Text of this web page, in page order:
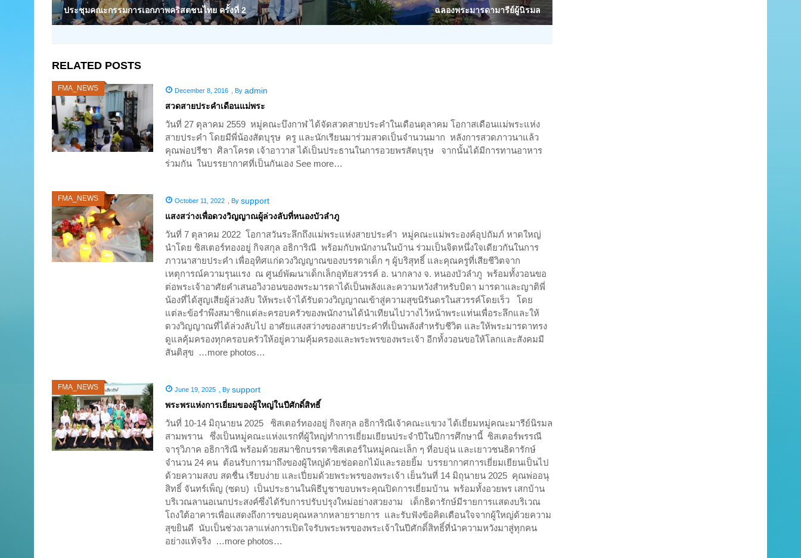
ประชุมคณะกรรมการเอกภาพคริสตชนไทย ครั้งที่ 2
ฉลองพระมารดามารีย์ผู้นิรมล
RELATED POSTS
FMA_NEWS December 8, 2016 By admin
สวดสายประคำเดือนแม่พระ
วันที่ 27 ตุลาคม 2559 หมู่คณะบึงกาฬ ได้จัดสวดสายประคำในเดือนตุลาคม โอกาสเดือนแม่พระแห่ง
สายประคำ โดยมีพี่น้องสัตบุรุษ ครู และนักเรียนมาร่วมสวดเป็นจำนวนมาก หลังการสวดภาวนาแล้ว
คุณพ่อปรีชา ศิลาโครต เจ้าอาวาส ได้เป็นประธานในการอวยพรสัตบุรุษ จากนั้นได้มีการทานอาหาร
ร่วมกัน ในบรรยากาศที่เป็นกันเอง See more…
FMA_NEWS October 11, 2022 By support
แสงสว่างเพื่อดวงวิญญาณผู้ล่วงลับที่หนองบัวลำภู
วันที่ 7 ตุลาคม 2022 โอกาสวันระลึกถึงแม่พระแห่งสายประคำ หมู่คณะแม่พระองค์อุปถัมภ์ หาดใหญ่
นำโดย ซิสเตอร์ทองอยู่ กิจสกุล อธิการิณี พร้อมกับพนักงานในบ้าน ร่วมเป็นจิตหนึ่งใจเดียวกันในการ
ภาวนาสายประคำ เพื่ออุทิศแก่ดวงวิญญาณของบรรดาเด็ก ๆ ผู้บริสุทธิ์ และคุณครูที่เสียชีวิตจาก
เหตุการณ์ความรุนแรง ณ ศูนย์พัฒนาเด็กเล็กอุทัยสวรรค์ อ. นากลาง จ. หนองบัวลำภู พร้อมทั้งวอนขอ
ต่อพระเจ้าอาศัยคำเสนอวิงวอนของพระมารดาได้เป็นพลังและความหวังสำหรับบิดา มารดาและญาติพี่
น้องที่ได้สูญเสียผู้ล่วงลับ ให้พระเจ้าได้รับดวงวิญญาณเข้าสู่ความสุขนิรันดรในสวรรค์โดยเร็ว โดย
แต่ละข้อรำพึงสมาชิกแต่ละครอบครัวของพนักงานได้นำเทียนไปวางไว้หน้าพระแท่นเพื่อระลึกและให้
ดวงวิญญาณที่ได้ล่วงลับไป อาศัยแสงสว่างของสายประคำที่เป็นพลังสำหรับชีวิต และให้พระมารดาทรง
ดูแลคุ้มครองทุกครอบครัวให้อยู่ความคุ้มครองและพระพรของพระเจ้า อีกทั้งวอนขอให้โลกและสังคมมี
สันติสุข …more photos…
FMA_NEWS June 19, 2025 By support
พระพรแห่งการเยี่ยมของผู้ใหญ่ในปีศักดิ์สิทธิ์
วันที่ 10-14 มิถุนายน 2025 ซิสเตอร์ทองอยู่ กิจสกุล อธิการิณีเจ้าคณะแขวง ได้เยี่ยมหมู่คณะมารีย์นิรมล
สามพราน ซึ่งเป็นหมู่คณะแห่งแรกที่ผู้ใหญ่ทำการเยี่ยมเยียนประจำปีในปีการศึกษานี้ ซิสเตอร์พรรณี
จารุวิภาค อธิการิณี พร้อมด้วยสมาชิกบรรดาซิสเตอร์ในหมู่คณะเล็ก ๆ ที่อบอุ่น และเยาวชนธิดารักษ์
จำนวน 24 คน ต้อนรับการมาถึงของผู้ใหญ่ด้วยช่อดอกไม้และรอยยิ้ม บรรยากาศการเยี่ยมเยียนเป็นไป
ด้วยความสงบ สดชื่น เรียบง่าย และเปี่ยมด้วยพระพรของพระเจ้า เย็นวันที่ 14 มิถุนายน 2025 คุณพ่ออนุ
สิทธิ์ จันทร์เพ็ญ (ซดบ) เป็นประธานในพิธีบูชาขอบพระคุณปิดการเยี่ยมบ้าน พร้อมทั้งอวยพร เสกบ้าน
บริเวณลานอเนกประสงค์ซึ่งได้รับการปรับปรุงใหม่อย่างสวยงาม เด็กธิดารักษ์มีรายการแสดงบริเวณ
โถงใต้อาคารเพื่อแสดงถึงการขอบคุณหลากหลายรายการ และรับฟังข้อคิดเตือนใจจากผู้ใหญ่ด้วยความ
สุขยินดี นับเป็นช่วงเวลาแห่งการเปิดใจรับพระพรของพระเจ้าในปีศักดิ์สิทธิ์ที่นำความหวังมาสู่ทุกคน
อย่างแท้จริง …more photos…